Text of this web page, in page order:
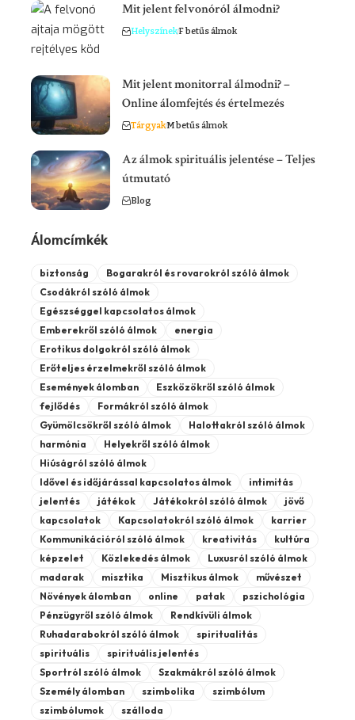
Mit jelent felvonóról álmodni?
HelyszínekF betűs álmok
Mit jelent monitorral álmodni? –
Online álomfejtés és értelmezés
TárgyakM betűs álmok
Az álmok spirituális jelentése – Teljes
útmutató
Blog
Álomcímkék
biztonság
Bogarakról és rovarokról szóló álmok
Csodákról szóló álmok
Egészséggel kapcsolatos álmok
Emberekről szóló álmok
energia
Erotikus dolgokról szóló álmok
Erőteljes érzelmekről szóló álmok
Események álomban
Eszközökről szóló álmok
fejlődés
Formákról szóló álmok
Gyümölcsökről szóló álmok
Halottakról szóló álmok
harmónia
Helyekről szóló álmok
Hiúságról szóló álmok
Idővel és időjárással kapcsolatos álmok
intimitás
jelentés
játékok Játékokról szóló álmok
jövő
kapcsolatok
Kapcsolatokról szóló álmok
karrier
Kommunikációról szóló álmok
kreativitás
kultúra
képzelet
Közlekedés álmok
Luxusról szóló álmok
madarak
misztika Misztikus álmok
művészet
Növények álomban
online patak
pszichológia
Pénzügyről szóló álmok
Rendkívüli álmok
Ruhadarabokról szóló álmok
spiritualitás
spirituális
spirituális jelentés
Sportról szóló álmok
Szakmákról szóló álmok
Személy álomban
szimbolika
szimbólum
szimbólumok
szálloda